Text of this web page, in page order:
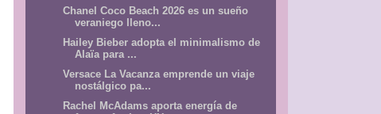
Chanel Coco Beach 2026 es un sueño
veraniego lleno...
Hailey Bieber adopta el minimalismo de
Alaïa para ...
Versace La Vacanza emprende un viaje
nostálgico pa...
Rachel McAdams aporta energía de